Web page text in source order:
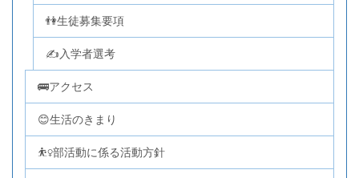
👫生徒募集要項
✍入学者選考
🚌アクセス
😊生活のきまり
⛹️‍♀️部活動に係る活動方針